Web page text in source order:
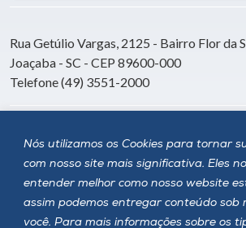
Nós utilizamos os Cookies para tornar
com nosso site mais significativa. Eles
entender melhor como nosso website
assim podemos entregar conteúdo sob
você. Para mais informações sobre os
Rua Getúlio Vargas, 2125 - Bairro Flor da
Joaçaba - SC - CEP 89600-000
Telefone (49) 3551-2000
Siga a Unoesc